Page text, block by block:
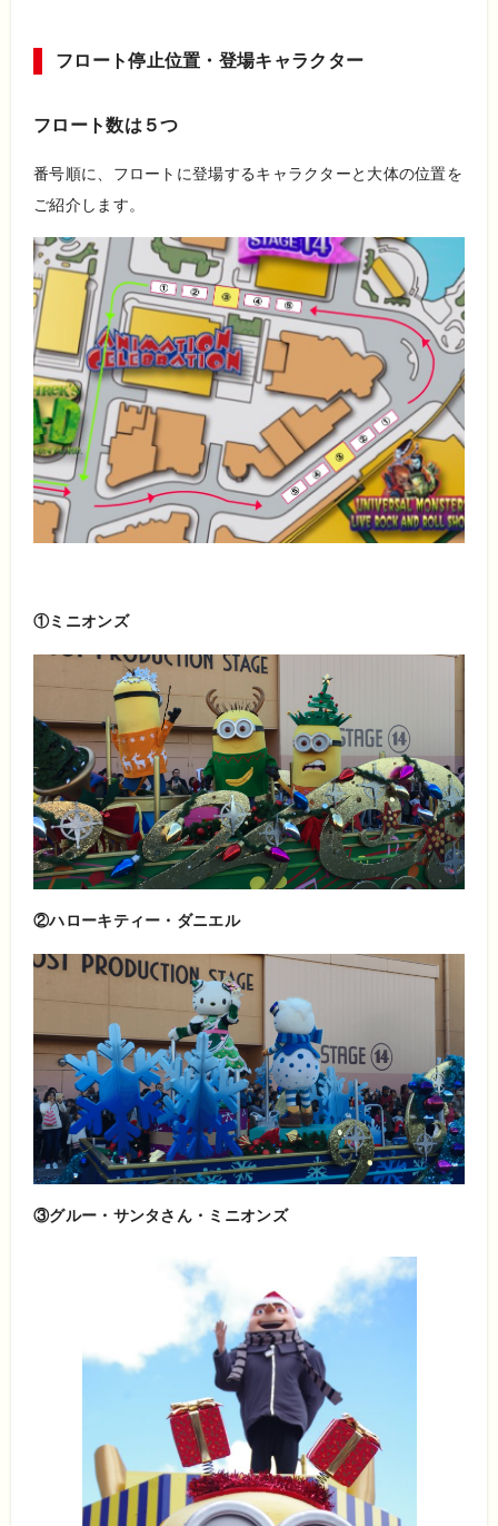
フロート停止位置・登場キャラクター
フロート数は５つ
番号順に、フロートに登場するキャラクターと大体の位置を
ご紹介します。
①ミニオンズ
②ハローキティー・ダニエル
③グルー・サンタさん・ミニオンズ